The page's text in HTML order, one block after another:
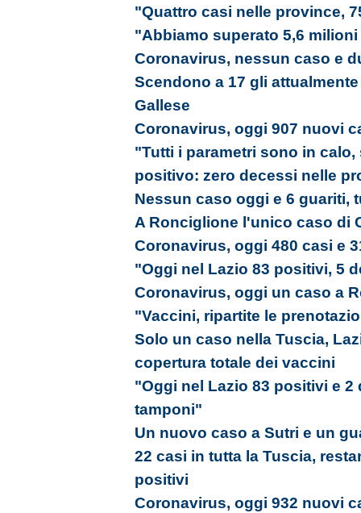
"Quattro casi nelle province,
"Abbiamo superato 5,6
Coronavirus, nessun caso e
Scendono a 17 gli
Gallese
Coronavirus, oggi 907 nuovi
"Tutti i parametri sono in
positivo: zero decessi nelle
Nessun caso oggi e 6 guariti,
A Ronciglione l'unico caso di
Coronavirus, oggi 480 casi e
"Oggi nel Lazio 83 positivi, 5
Coronavirus, oggi un caso a
"Vaccini, ripartite le
Solo un caso nella Tuscia,
copertura totale dei vaccini
"Oggi nel Lazio 83 positivi e
tamponi"
Un nuovo caso a Sutri e un
22 casi in tutta la Tuscia,
positivi
Coronavirus, oggi 932 nuovi